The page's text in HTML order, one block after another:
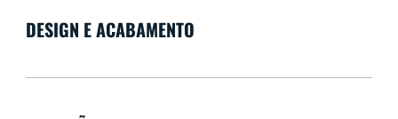
DESIGN E ACABAMENTO